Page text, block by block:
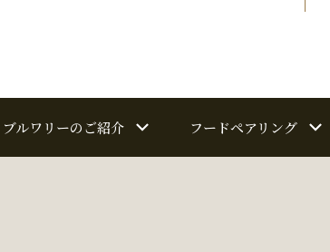
ブルワリーのご紹介 フードペアリング